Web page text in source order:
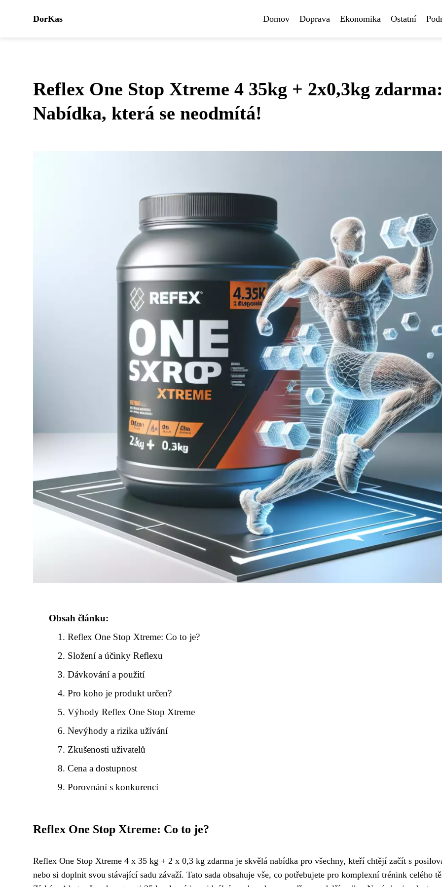
DorKas Domov Doprava Ekonomika Ostatní
Reflex One Stop Xtreme 4 35kg + 2x0,3kg zdarma:
Nabídka, která se neodmítá!
Obsah článku:
Reflex One Stop Xtreme: Co to je?
Složení a účinky Reflexu
Dávkování a použití
Pro koho je produkt určen?
Výhody Reflex One Stop Xtreme
Nevýhody a rizika užívání
Zkušenosti uživatelů
Cena a dostupnost
Porovnání s konkurencí
Reflex One Stop Xtreme: Co to je?
Reflex One Stop Xtreme 4 x 35 kg + 2 x 0,3 kg zdarma je skvělá nabídka pro všechny, kteří chtějí začít s
nebo si doplnit svou stávající sadu závaží. Tato sada obsahuje vše, co potřebujete pro komplexní trénink celého